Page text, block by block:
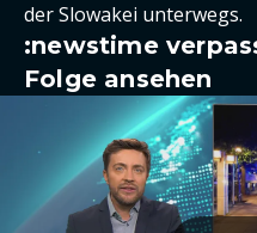
der Slowakei unterwegs.
:newstime
Folge ansehen